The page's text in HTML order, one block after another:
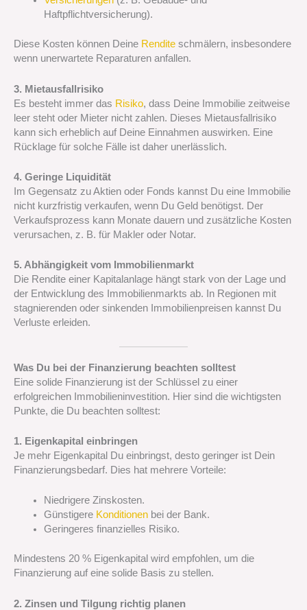
Haftpflichtversicherung).
Diese Kosten können Deine Rendite schmälern, insbesondere
wenn unerwartete Reparaturen anfallen.
3. Mietausfallrisiko
Es besteht immer das Risiko, dass Deine Immobilie zeitweise
leer steht oder Mieter nicht zahlen. Dieses Mietausfallrisiko
kann sich erheblich auf Deine Einnahmen auswirken. Eine
Rücklage für solche Fälle ist daher unerlässlich.
4. Geringe Liquidität
Im Gegensatz zu Aktien oder Fonds kannst Du eine Immobilie
nicht kurzfristig verkaufen, wenn Du Geld benötigst. Der
Verkaufsprozess kann Monate dauern und zusätzliche Kosten
verursachen, z. B. für Makler oder Notar.
5. Abhängigkeit vom Immobilienmarkt
Die Rendite einer Kapitalanlage hängt stark von der Lage und
der Entwicklung des Immobilienmarkts ab. In Regionen mit
stagnierenden oder sinkenden Immobilienpreisen kannst Du
Verluste erleiden.
Was Du bei der Finanzierung beachten solltest
Eine solide Finanzierung ist der Schlüssel zu einer
erfolgreichen Immobilieninvestition. Hier sind die wichtigsten
Punkte, die Du beachten solltest:
1. Eigenkapital einbringen
Je mehr Eigenkapital Du einbringst, desto geringer ist Dein
Finanzierungsbedarf. Dies hat mehrere Vorteile:
Niedrigere Zinskosten.
Günstigere Konditionenbei der Bank.
Geringeres finanzielles Risiko.
Mindestens 20 % Eigenkapital wird empfohlen, um die
Finanzierung auf eine solide Basis zu stellen.
2. Zinsen und Tilgung richtig planen